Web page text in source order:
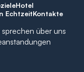
Hotel
EchtzeitKontakte
sprechen über uns